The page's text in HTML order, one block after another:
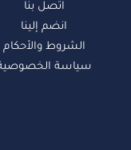
اتصل بنا
انضم إلينا
الشروط والأحكام
سياسة الخصوصية